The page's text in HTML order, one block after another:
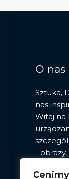
O nas
Sztuka,
nas
Witaj na
-